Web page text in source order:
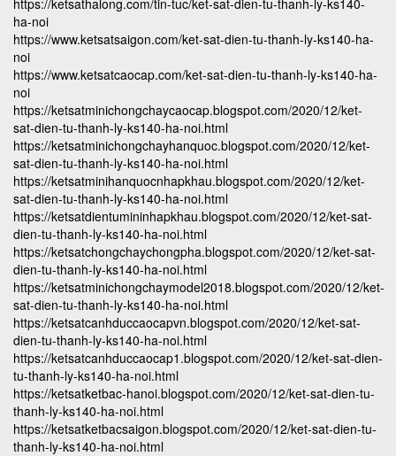
https://ketsathalong.com/tin-tuc/ket-sat-dien-tu-thanh-ly-ks140-
ha-noi
https://www.ketsatsaigon.com/ket-sat-dien-tu-thanh-ly-ks140-ha-
noi
https://www.ketsatcaocap.com/ket-sat-dien-tu-thanh-ly-ks140-ha-
noi
https://ketsatminichongchaycaocap.blogspot.com/2020/12/ket-
sat-dien-tu-thanh-ly-ks140-ha-noi.html
https://ketsatminichongchayhanquoc.blogspot.com/2020/12/ket-
sat-dien-tu-thanh-ly-ks140-ha-noi.html
https://ketsatminihanquocnhapkhau.blogspot.com/2020/12/ket-
sat-dien-tu-thanh-ly-ks140-ha-noi.html
https://ketsatdientumininhapkhau.blogspot.com/2020/12/ket-sat-
dien-tu-thanh-ly-ks140-ha-noi.html
https://ketsatchongchaychongpha.blogspot.com/2020/12/ket-sat-
dien-tu-thanh-ly-ks140-ha-noi.html
https://ketsatminichongchaymodel2018.blogspot.com/2020/12/ket-
sat-dien-tu-thanh-ly-ks140-ha-noi.html
https://ketsatcanhduccaocapvn.blogspot.com/2020/12/ket-sat-
dien-tu-thanh-ly-ks140-ha-noi.html
https://ketsatcanhduccaocap1.blogspot.com/2020/12/ket-sat-dien-
tu-thanh-ly-ks140-ha-noi.html
https://ketsatketbac-hanoi.blogspot.com/2020/12/ket-sat-dien-tu-
thanh-ly-ks140-ha-noi.html
https://ketsatketbacsaigon.blogspot.com/2020/12/ket-sat-dien-tu-
thanh-ly-ks140-ha-noi.html